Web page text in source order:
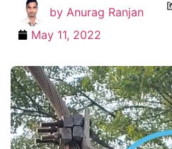
by Anurag Ranjan
May 11, 2022